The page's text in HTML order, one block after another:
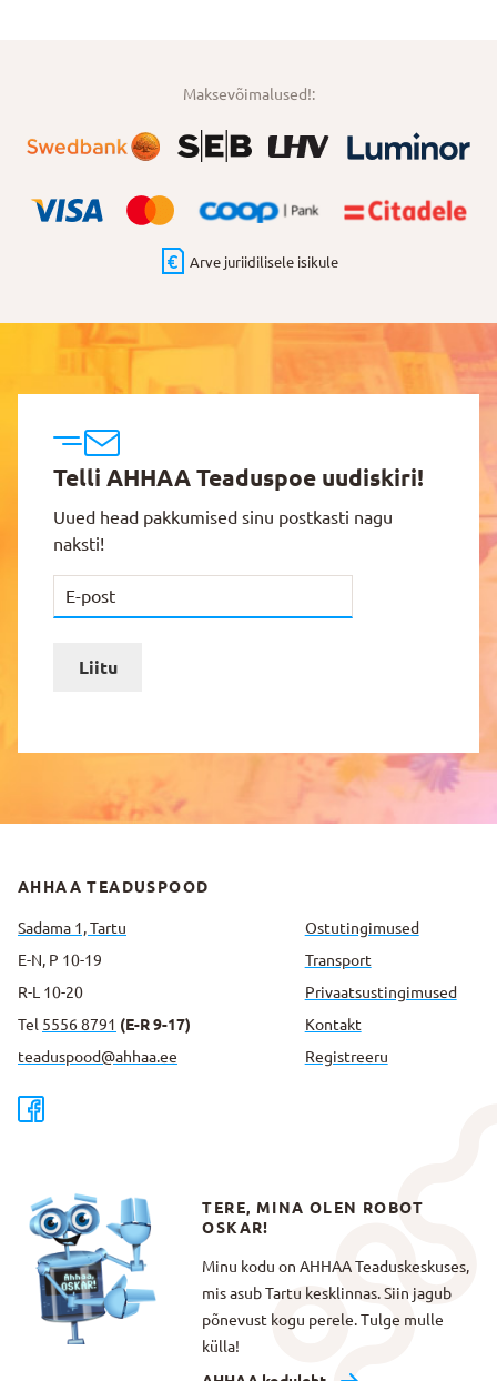
Maksevõimalused!:
Arve juriidilisele isikule
Telli AHHAA Teaduspoe uudiskiri!
Uued head pakkumised sinu postkasti nagu
naksti!
Liitu
AHHAA TEADUSPOOD
Sadama 1, Tartu
E-N, P 10-19
R-L 10-20
Tel 5556 8791 (E-R 9-17)
teaduspood@ahhaa.ee
Ostutingimused
Transport
Privaatsus­tingimused
Kontakt
Registreeru
TERE, MINA OLEN ROBOT
OSKAR!
Minu kodu on AHHAA Teaduskeskuses,
mis asub Tartu kesklinnas. Siin jagub
põnevust kogu perele. Tulge mulle
külla!